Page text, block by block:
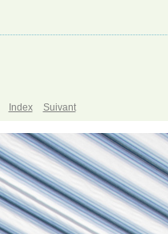
Index Suivant